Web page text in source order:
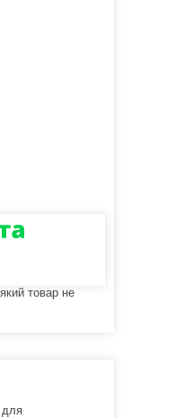
товар не
для